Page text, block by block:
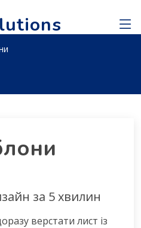
за 5 хвилин
верстати лист із